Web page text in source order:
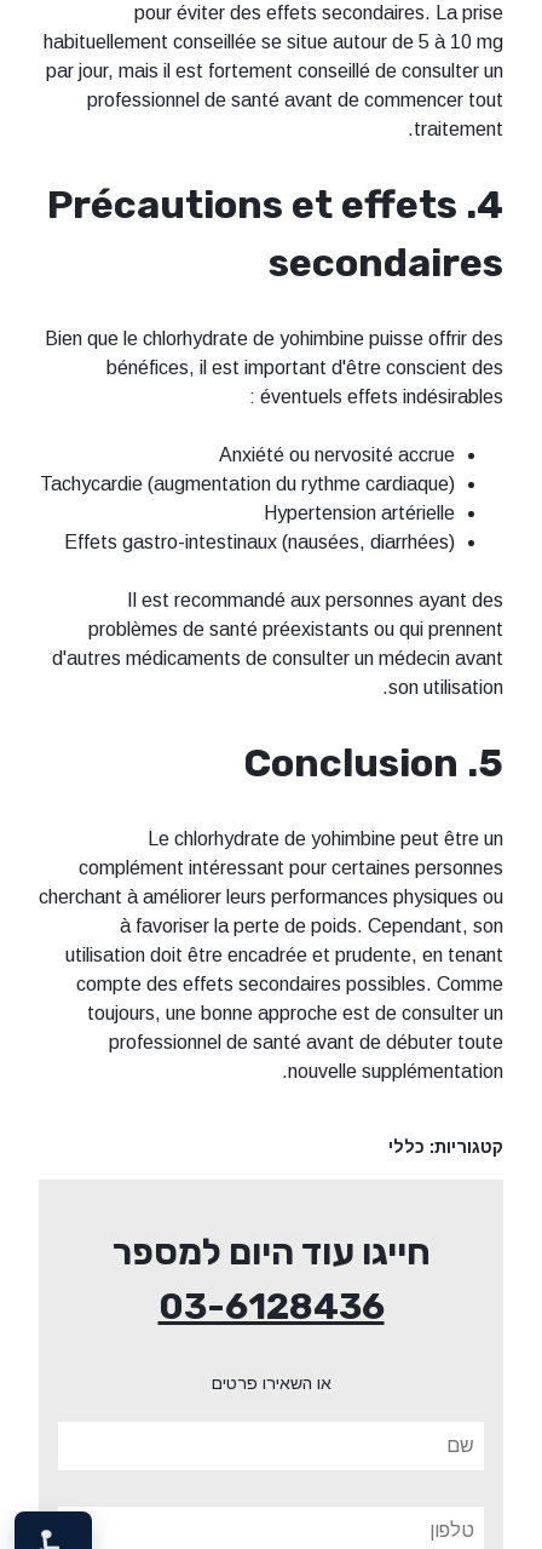
pour éviter des effets secondaires. La prise
habituellement conseillée se situe autour de 5 à 10 mg
par jour, mais il est fortement conseillé de consulter un
professionnel de santé avant de commencer tout
traitement.
4. Précautions et effets
secondaires
Bien que le chlorhydrate de yohimbine puisse offrir des
bénéfices, il est important d'être conscient des
éventuels effets indésirables :
Anxiété ou nervosité accrue
Tachycardie (augmentation du rythme cardiaque)
Hypertension artérielle
Effets gastro-intestinaux (nausées, diarrhées)
Il est recommandé aux personnes ayant des
problèmes de santé préexistants ou qui prennent
d'autres médicaments de consulter un médecin avant
son utilisation.
5. Conclusion
Le chlorhydrate de yohimbine peut être un
complément intéressant pour certaines personnes
cherchant à améliorer leurs performances physiques ou
à favoriser la perte de poids. Cependant, son
utilisation doit être encadrée et prudente, en tenant
compte des effets secondaires possibles. Comme
toujours, une bonne approche est de consulter un
professionnel de santé avant de débuter toute
nouvelle supplémentation.
קטגוריות: כללי
חייגו עוד היום למספר
03-6128436
או השאירו פרטים